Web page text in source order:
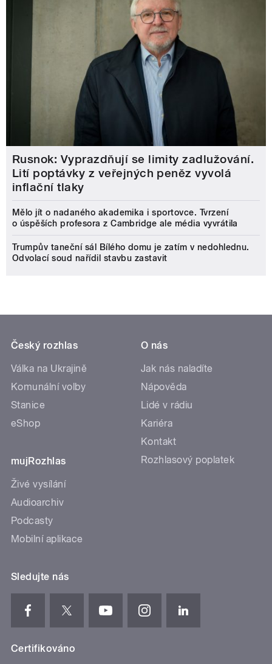
Rusnok: Vyprazdňují se limity zadlužování.
Lití poptávky z veřejných peněz vyvolá
inflační tlaky
Mělo jít o nadaného akademika i sportovce. Tvrzení
o úspěších profesora z Cambridge ale média vyvrátila
Trumpův taneční sál Bílého domu je zatím v nedohlednu.
Odvolací soud nařídil stavbu zastavit
Český rozhlas
Válka na Ukrajině
Komunální volby
Stanice
eShop
mujRozhlas
Živé vysílání
Audioarchiv
Podcasty
Mobilní aplikace
O nás
Jak nás naladíte
Nápověda
Lidé v rádiu
Kariéra
Kontakt
Rozhlasový poplatek
Sledujte nás
Certifikováno